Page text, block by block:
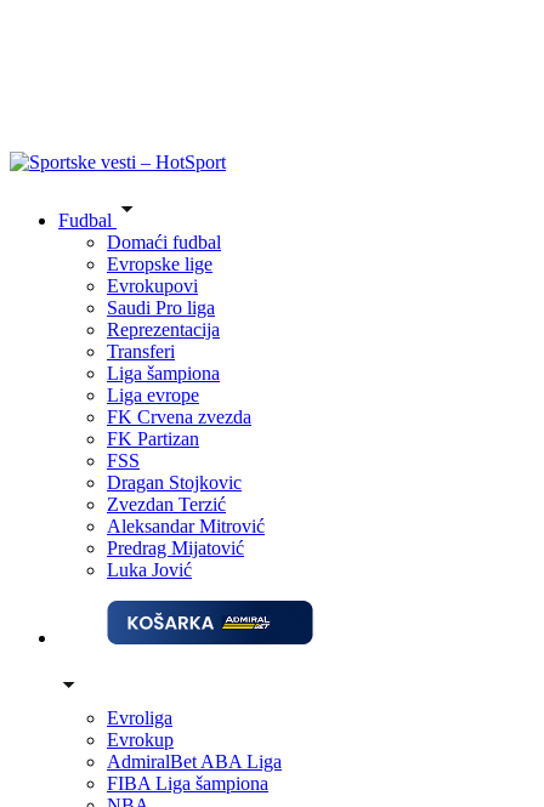
Fudbal
Domaći fudbal
Evropske lige
Evrokupovi
Saudi Pro liga
Reprezentacija
Transferi
Liga šampiona
Liga evrope
FK Crvena zvezda
FK Partizan
FSS
Dragan Stojkovic
Zvezdan Terzić
Aleksandar Mitrović
Predrag Mijatović
Luka Jović
Evroliga
Evrokup
AdmiralBet ABA Liga
FIBA Liga šampiona